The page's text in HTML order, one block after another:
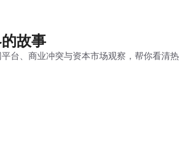
故事
台、商业冲突与资本市场观察，帮你看清热